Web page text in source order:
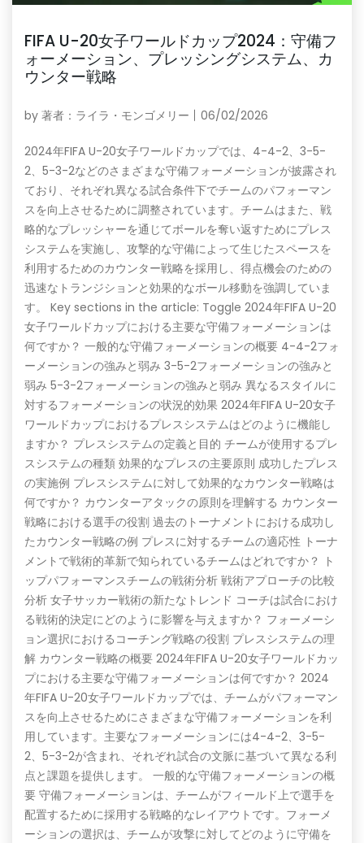
FIFA U-20女子ワールドカップ2024：守備フ
ォーメーション、プレッシングシステム、カ
ウンター戦略
by 著者：ライラ・モンゴメリー 06/02/2026
2024年FIFA U-20女子ワールドカップでは、4-4-2、3-5-
2、5-3-2などのさまざまな守備フォーメーションが披露され
ており、それぞれ異なる試合条件下でチームのパフォーマン
スを向上させるために調整されています。チームはまた、戦
略的なプレッシャーを通じてボールを奪い返すためにプレス
システムを実施し、攻撃的な守備によって生じたスペースを
利用するためのカウンター戦略を採用し、得点機会のための
迅速なトランジションと効果的なボール移動を強調していま
す。 Key sections in the article: Toggle 2024年FIFA U-20
女子ワールドカップにおける主要な守備フォーメーションは
何ですか？ 一般的な守備フォーメーションの概要 4-4-2フォ
ーメーションの強みと弱み 3-5-2フォーメーションの強みと
弱み 5-3-2フォーメーションの強みと弱み 異なるスタイルに
対するフォーメーションの状況的効果 2024年FIFA U-20女子
ワールドカップにおけるプレスシステムはどのように機能し
ますか？ プレスシステムの定義と目的 チームが使用するプレ
スシステムの種類 効果的なプレスの主要原則 成功したプレス
の実施例 プレスシステムに対して効果的なカウンター戦略は
何ですか？ カウンターアタックの原則を理解する カウンター
戦略における選手の役割 過去のトーナメントにおける成功し
たカウンター戦略の例 プレスに対するチームの適応性 トーナ
メントで戦術的革新で知られているチームはどれですか？ ト
ップパフォーマンスチームの戦術分析 戦術アプローチの比較
分析 女子サッカー戦術の新たなトレンド コーチは試合におけ
る戦術的決定にどのように影響を与えますか？ フォーメーシ
ョン選択におけるコーチング戦略の役割 プレスシステムの理
解 カウンター戦略の概要 2024年FIFA U-20女子ワールドカッ
プにおける主要な守備フォーメーションは何ですか？ 2024
年FIFA U-20女子ワールドカップでは、チームがパフォーマン
スを向上させるためにさまざまな守備フォーメーションを利
用しています。主要なフォーメーションには4-4-2、3-5-
2、5-3-2が含まれ、それぞれ試合の文脈に基づいて異なる利
点と課題を提供します。 一般的な守備フォーメーションの概
要 守備フォーメーションは、チームがフィールド上で選手を
配置するために採用する戦略的なレイアウトです。フォーメ
ーションの選択は、チームが攻撃に対してどのように守備を